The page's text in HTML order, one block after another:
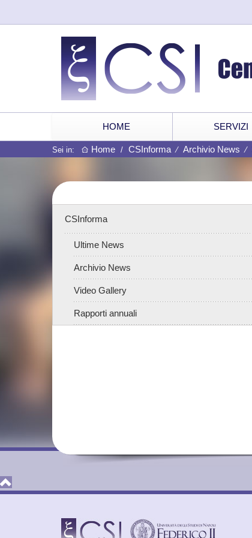
HOME SERVIZI
Sei in: Home / CSInforma ⁄ Archivio News ⁄
CSInforma
Ultime News
Archivio News
Video Gallery
Rapporti annuali